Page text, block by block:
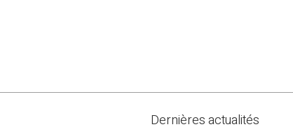
Dernières actualités